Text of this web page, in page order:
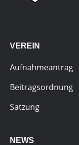
VEREIN
Aufnahmeantrag
Beitragsordnung
Satzung
NEWS